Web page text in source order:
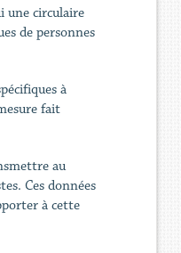
une circulaire
de personnes
à
fait
au
Ces données
à cette